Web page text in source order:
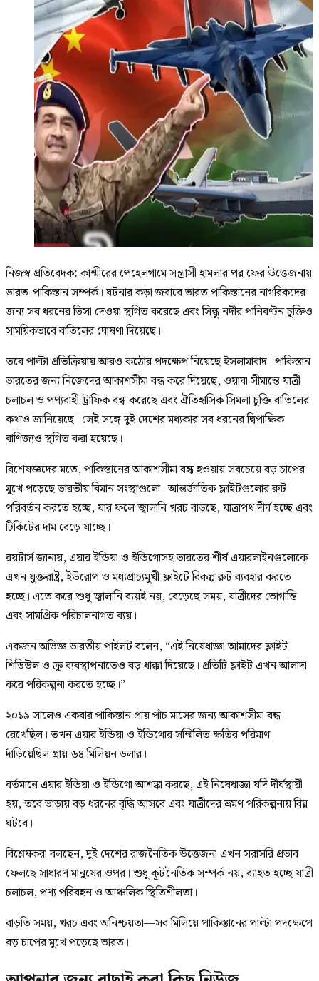
নিজস্ব প্রতিবেদক: কাশ্মীরের পেহেলগামে সন্ত্রাসী হামলার পর ফের উত্তেজনায়
ভারত-পাকিস্তান সম্পর্ক। ঘটনার কড়া জবাবে ভারত পাকিস্তানের নাগরিকদের
জন্য সব ধরনের ভিসা দেওয়া স্থগিত করেছে এবং সিন্ধু নদীর পানিবণ্টন চুক্তিও
সাময়িকভাবে বাতিলের ঘোষণা দিয়েছে।
তবে পাল্টা প্রতিক্রিয়ায় আরও কঠোর পদক্ষেপ নিয়েছে ইসলামাবাদ। পাকিস্তান
ভারতের জন্য নিজেদের আকাশসীমা বন্ধ করে দিয়েছে, ওয়াঘা সীমান্তে যাত্রী
চলাচল ও পণ্যবাহী ট্রাফিক বন্ধ করেছে এবং ঐতিহাসিক সিমলা চুক্তি বাতিলের
কথাও জানিয়েছে। সেই সঙ্গে দুই দেশের মধ্যকার সব ধরনের দ্বিপাক্ষিক
বাণিজ্যও স্থগিত করা হয়েছে।
বিশেষজ্ঞদের মতে, পাকিস্তানের আকাশসীমা বন্ধ হওয়ায় সবচেয়ে বড় চাপের
মুখে পড়েছে ভারতীয় বিমান সংস্থাগুলো। আন্তর্জাতিক ফ্লাইটগুলোর রুট
পরিবর্তন করতে হচ্ছে, যার ফলে জ্বালানি খরচ বাড়ছে, যাত্রাপথ দীর্ঘ হচ্ছে এবং
টিকিটের দাম বেড়ে যাচ্ছে।
রয়টার্স জানায়, এয়ার ইন্ডিয়া ও ইন্ডিগোসহ ভারতের শীর্ষ এয়ারলাইনগুলোকে
এখন যুক্তরাষ্ট্র, ইউরোপ ও মধ্যপ্রাচ্যমুখী ফ্লাইটে বিকল্প রুট ব্যবহার করতে
হচ্ছে। এতে করে শুধু জ্বালানি ব্যয়ই নয়, বেড়েছে সময়, যাত্রীদের ভোগান্তি
এবং সামগ্রিক পরিচালনাগত ব্যয়।
একজন অভিজ্ঞ ভারতীয় পাইলট বলেন, “এই নিষেধাজ্ঞা আমাদের ফ্লাইট
শিডিউল ও ক্রু ব্যবস্থাপনাতেও বড় ধাক্কা দিয়েছে। প্রতিটি ফ্লাইট এখন আলাদা
করে পরিকল্পনা করতে হচ্ছে।”
২০১৯ সালেও একবার পাকিস্তান প্রায় পাঁচ মাসের জন্য আকাশসীমা বন্ধ
রেখেছিল। তখন এয়ার ইন্ডিয়া ও ইন্ডিগোর সম্মিলিত ক্ষতির পরিমাণ
দাঁড়িয়েছিল প্রায় ৬৪ মিলিয়ন ডলার।
বর্তমানে এয়ার ইন্ডিয়া ও ইন্ডিগো আশঙ্কা করছে, এই নিষেধাজ্ঞা যদি দীর্ঘস্থায়ী
হয়, তবে ভাড়ায় বড় ধরনের বৃদ্ধি আসবে এবং যাত্রীদের ভ্রমণ পরিকল্পনায় বিঘ্ন
ঘটবে।
বিশ্লেষকরা বলছেন, দুই দেশের রাজনৈতিক উত্তেজনা এখন সরাসরি প্রভাব
ফেলছে সাধারণ মানুষের ওপর। শুধু কূটনৈতিক সম্পর্ক নয়, ব্যাহত হচ্ছে যাত্রী
চলাচল, পণ্য পরিবহন ও আঞ্চলিক স্থিতিশীলতা।
বাড়তি সময়, খরচ এবং অনিশ্চয়তা—সব মিলিয়ে পাকিস্তানের পাল্টা পদক্ষেপে
বড় চাপের মুখে পড়েছে ভারত।